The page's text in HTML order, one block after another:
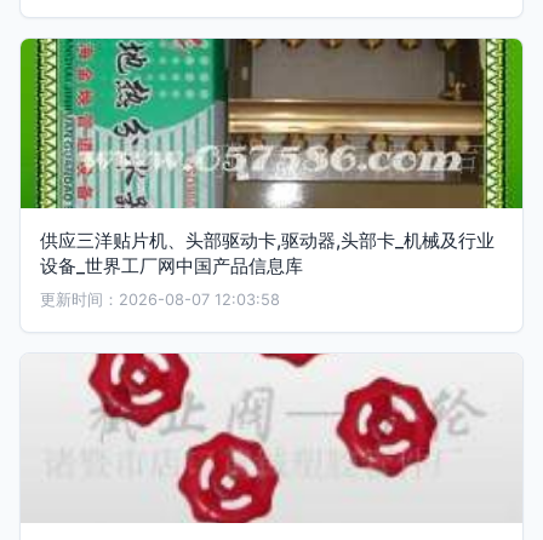
供应三洋贴片机、头部驱动卡,驱动器,头部卡_机械及行业
设备_世界工厂网中国产品信息库
更新时间：2026-08-07 12:03:58